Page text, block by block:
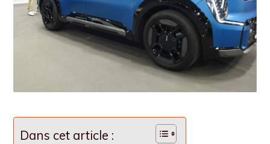
Dans cet article :